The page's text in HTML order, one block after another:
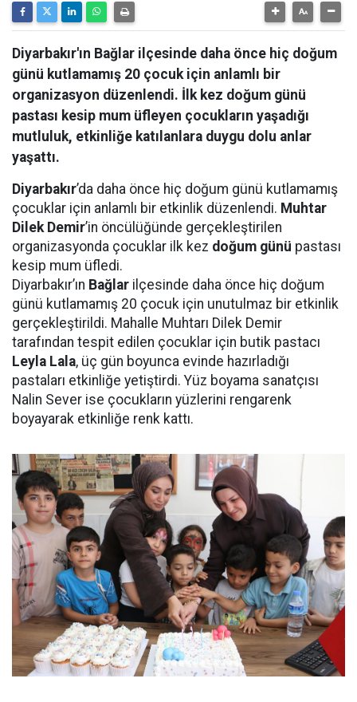
Diyarbakır'ın Bağlar ilçesinde daha önce hiç doğum
günü kutlamamış 20 çocuk için anlamlı bir
organizasyon düzenlendi. İlk kez doğum günü
pastası kesip mum üfleyen çocukların yaşadığı
mutluluk, etkinliğe katılanlara duygu dolu anlar
yaşattı.
Diyarbakır’da daha önce hiç doğum günü kutlamamış
çocuklar için anlamlı bir etkinlik düzenlendi. Muhtar
Dilek Demir’in öncülüğünde gerçekleştirilen
organizasyonda çocuklar ilk kez doğum günü pastası
kesip mum üfledi.
Diyarbakır’ın Bağlar ilçesinde daha önce hiç doğum
günü kutlamamış 20 çocuk için unutulmaz bir etkinlik
gerçekleştirildi. Mahalle Muhtarı Dilek Demir
tarafından tespit edilen çocuklar için butik pastacı
Leyla Lala, üç gün boyunca evinde hazırladığı
pastaları etkinliğe yetiştirdi. Yüz boyama sanatçısı
Nalin Sever ise çocukların yüzlerini rengarenk
boyayarak etkinliğe renk kattı.